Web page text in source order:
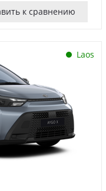
к сравнению
Laos